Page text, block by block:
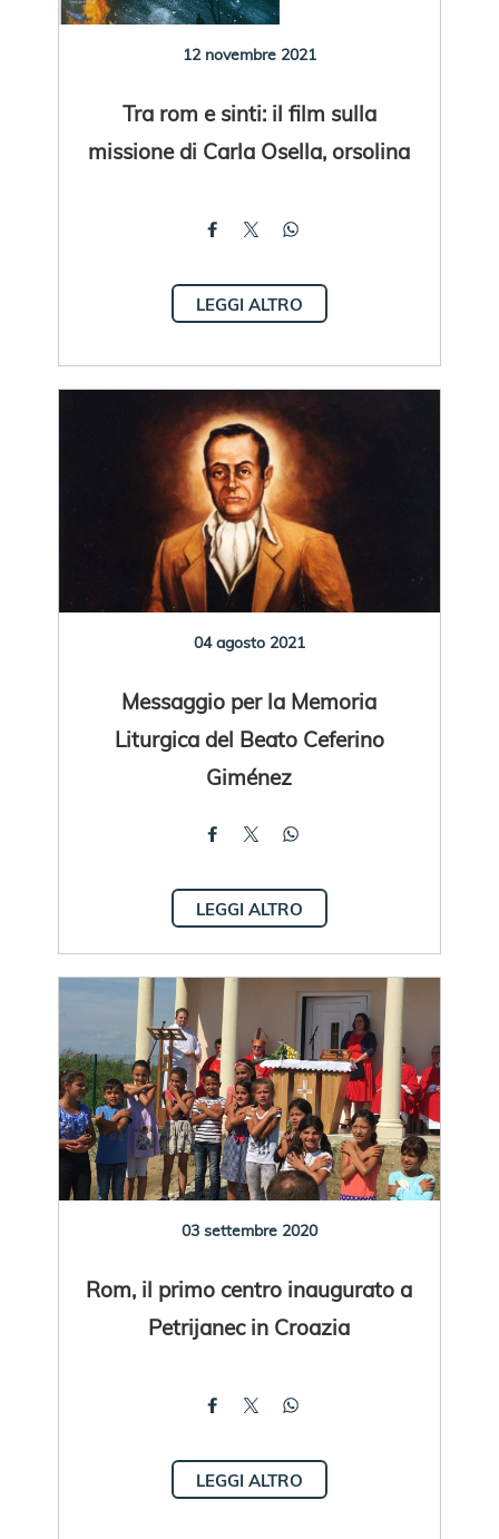
12 novembre 2021
Tra rom e sinti: il film sulla
missione di Carla Osella, orsolina
LEGGI ALTRO
04 agosto 2021
Messaggio per la Memoria
Liturgica del Beato Ceferino
Giménez
LEGGI ALTRO
03 settembre 2020
Rom, il primo centro inaugurato a
Petrijanec in Croazia
LEGGI ALTRO